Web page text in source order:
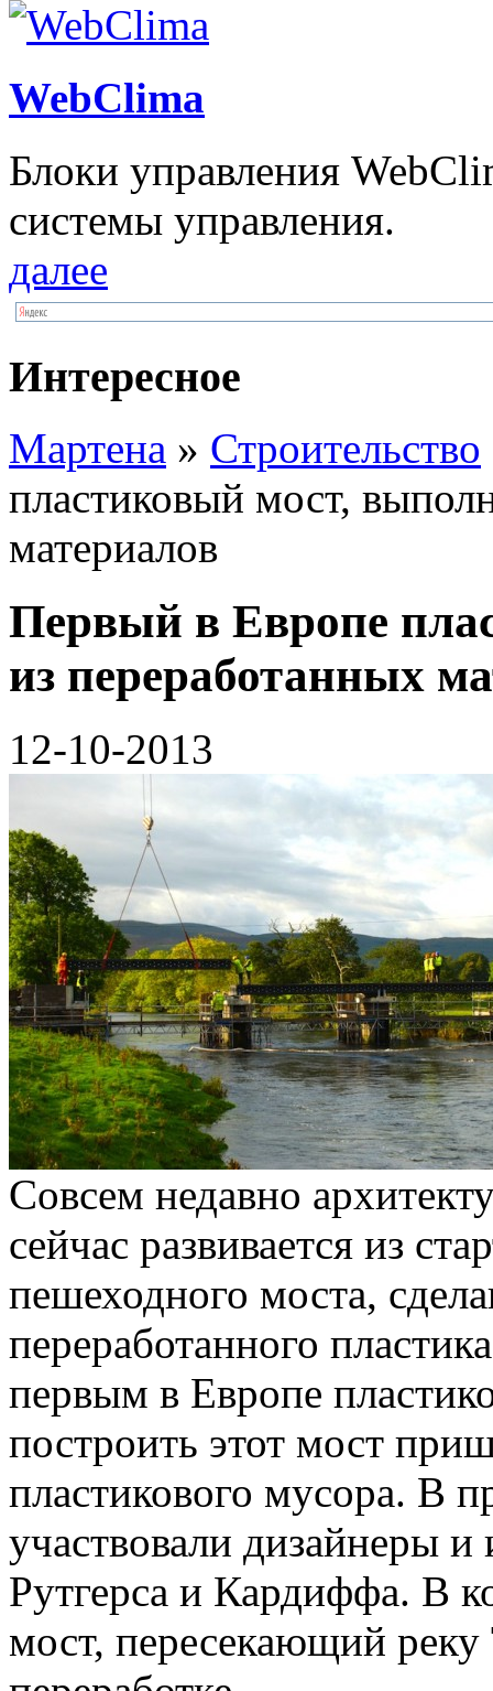
WebClima
Блоки упрaвлeния
системы управления.
далее
Интересное
Мартена » Строительство
пластиковый мост,
материалов
Первый в Европе
из переработанных
12-10-2013
Совсем недавно
сейчас развивается из
пешеходного моста,
переработанного
первым в Европе
построить этот мост
пластикового мусора. В
участвовали дизайнеры
Рутгерса и Кардиффа. В
мост, пересекающий